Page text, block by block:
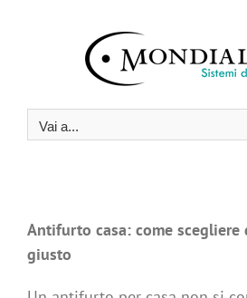
Vai a...
Antifurto casa: come scegliere
giusto